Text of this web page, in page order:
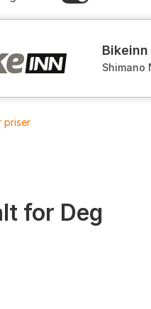
bikeinn
Shimano
priser
for Deg